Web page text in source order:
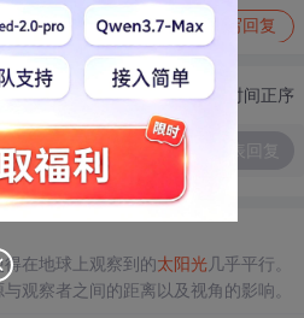
写回复
切换为时间正序
在地球上观察到的太阳光几乎平行。
观察者之间的距离以及视角的影响。